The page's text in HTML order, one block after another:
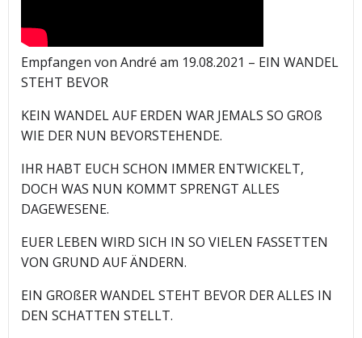
Empfangen von André am 19.08.2021 – EIN WANDEL
STEHT BEVOR
KEIN WANDEL AUF ERDEN WAR JEMALS SO GROß
WIE DER NUN BEVORSTEHENDE.
IHR HABT EUCH SCHON IMMER ENTWICKELT,
DOCH WAS NUN KOMMT SPRENGT ALLES
DAGEWESENE.
EUER LEBEN WIRD SICH IN SO VIELEN FASSETTEN
VON GRUND AUF ÄNDERN.
EIN GROßER WANDEL STEHT BEVOR DER ALLES IN
DEN SCHATTEN STELLT.